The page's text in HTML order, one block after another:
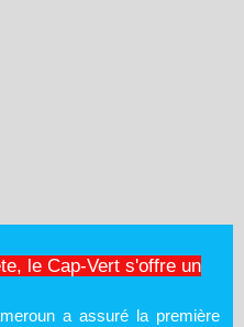
le Cap-Vert s'offre un
a assuré la première